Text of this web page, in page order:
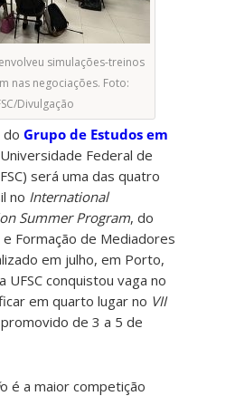
simulações-treinos
nas negociações. Foto:
Divulgação
doGrupo de Estudos em
Federal de
será uma das quatro
no International
Summer Program, do
Formação de Mediadores
em julho, em Porto,
UFSC conquistou vaga no
em quarto lugar no VII
de 3 a 5 de
o é a maior competição